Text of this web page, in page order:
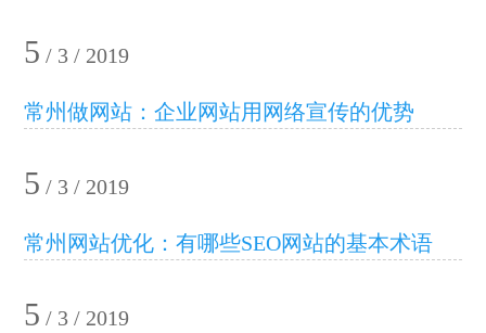
5 / 3 / 2019
常州做网站：企业网站用网络宣传的优势
5 / 3 / 2019
常州网站优化：有哪些SEO网站的基本术语
5 / 3 / 2019